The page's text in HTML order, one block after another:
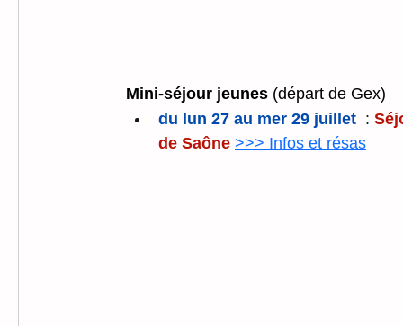
Mini-séjour jeunes (départ de Gex)
du lun 27 au mer 29 juillet
  :
de Saône >>> Infos et résas